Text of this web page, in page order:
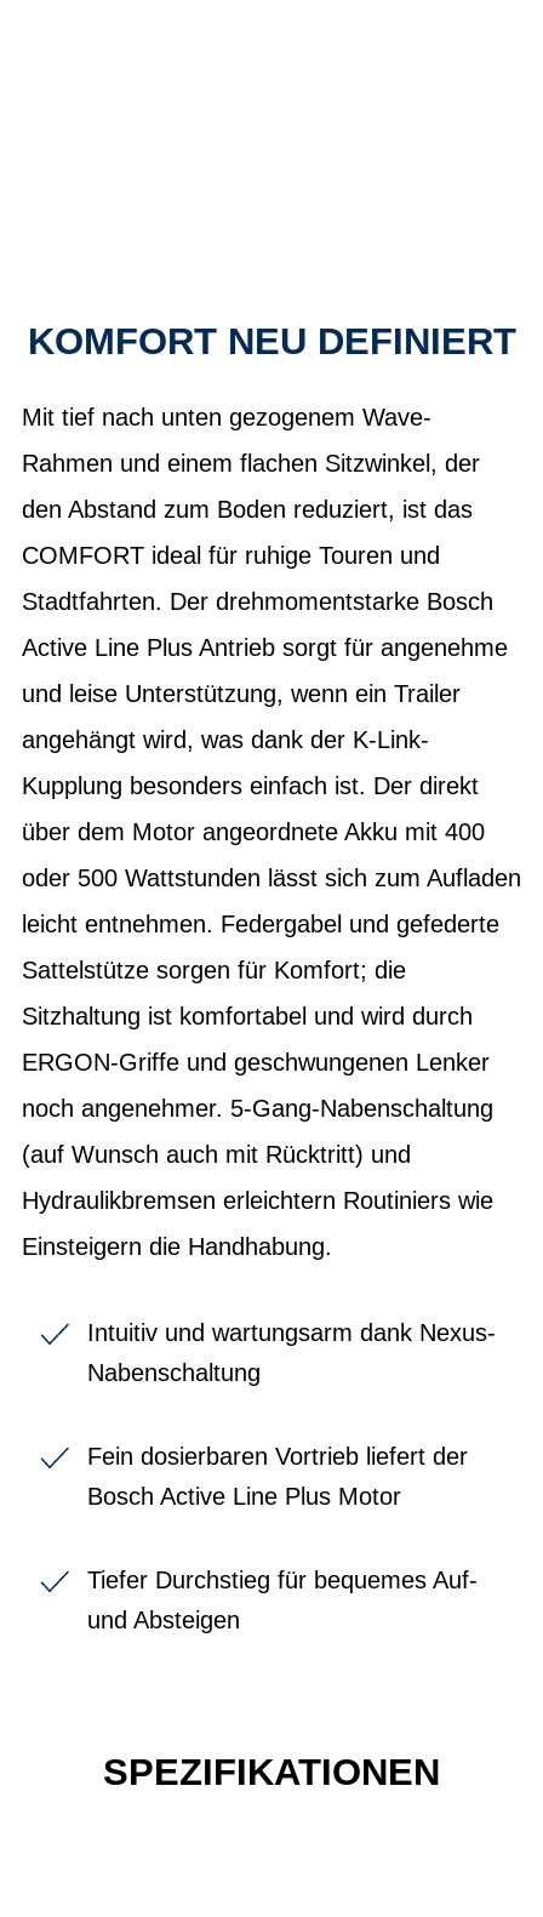
KOMFORT NEU DEFINIERT
Mit tief nach unten gezogenem Wave-
Rahmen und einem flachen Sitzwinkel, der
den Abstand zum Boden reduziert, ist das
COMFORT ideal für ruhige Touren und
Stadtfahrten. Der drehmomentstarke Bosch
Active Line Plus Antrieb sorgt für angenehme
und leise Unterstützung, wenn ein Trailer
angehängt wird, was dank der K-Link-
Kupplung besonders einfach ist. Der direkt
über dem Motor angeordnete Akku mit 400
oder 500 Wattstunden lässt sich zum Aufladen
leicht entnehmen. Federgabel und gefederte
Sattelstütze sorgen für Komfort; die
Sitzhaltung ist komfortabel und wird durch
ERGON-Griffe und geschwungenen Lenker
noch angenehmer. 5-Gang-Nabenschaltung
(auf Wunsch auch mit Rücktritt) und
Hydraulikbremsen erleichtern Routiniers wie
Einsteigern die Handhabung.
Intuitiv und wartungsarm dank Nexus-
Nabenschaltung
Fein dosierbaren Vortrieb liefert der
Bosch Active Line Plus Motor
Tiefer Durchstieg für bequemes Auf-
und Absteigen
SPEZIFIKATIONEN